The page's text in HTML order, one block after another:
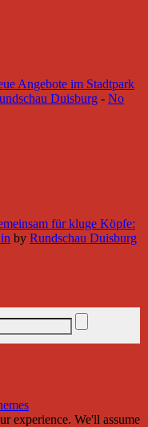
Angebote im Stadtpark
Duisburg - No
für kluge Köpfe:
by Rundschau Duisburg
experience. We'll assume